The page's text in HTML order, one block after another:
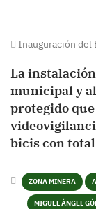
Inauguración del
La
municipal y
protegido
bicis con
ZONA MINERA
MIGUEL ÁNGEL